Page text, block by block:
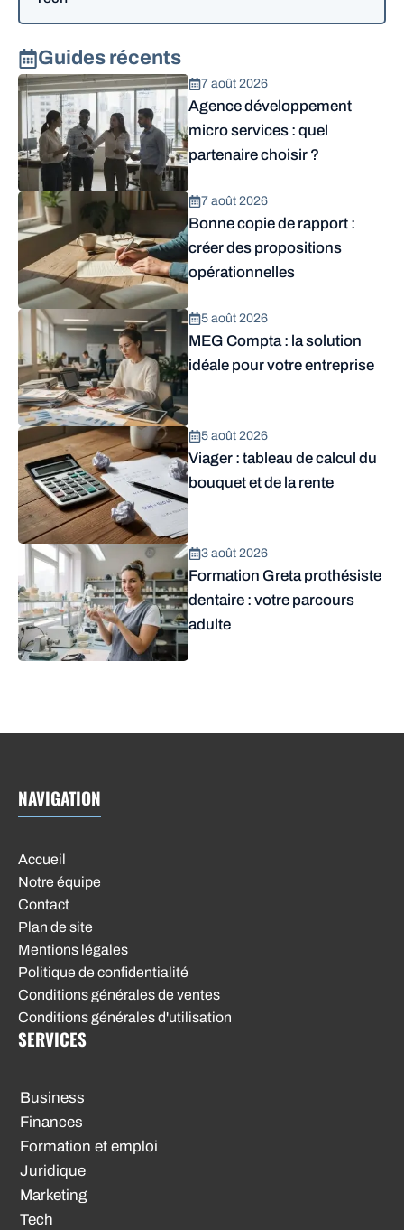
Guides récents
7 août 2026
Agence développement
micro services : quel
partenaire choisir ?
7 août 2026
Bonne copie de rapport :
créer des propositions
opérationnelles
5 août 2026
MEG Compta : la solution
idéale pour votre entreprise
5 août 2026
Viager : tableau de calcul du
bouquet et de la rente
3 août 2026
Formation Greta prothésiste
dentaire : votre parcours
adulte
NAVIGATION
Accueil
Notre équipe
Contact
Plan de site
Mentions légales
Politique de confidentialité
Conditions générales de ventes
Conditions générales d'utilisation
SERVICES
Business
Finances
Formation et emploi
Juridique
Marketing
Tech